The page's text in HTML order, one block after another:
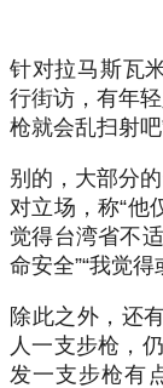
针对拉马斯瓦
行街访，有年
枪就会乱扫射吧
别的，大部分
对立场，称“他
觉得台湾省不
命安全”“我觉
除此之外，还
人一支步枪，
发一支步枪有